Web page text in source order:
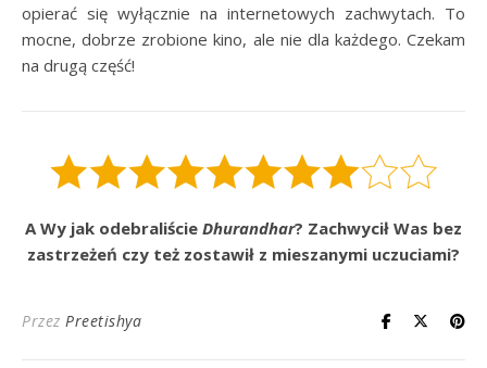
opierać się wyłącznie na internetowych zachwytach. To
mocne, dobrze zrobione kino, ale nie dla każdego. Czekam
na drugą część!
A Wy jak odebraliście Dhurandhar? Zachwycił Was bez
zastrzeżeń czy też zostawił z mieszanymi uczuciami?
Przez Preetishya